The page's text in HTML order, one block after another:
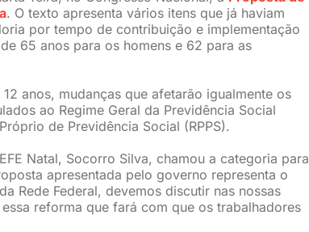
. O texto apresenta vários itens que já haviam
por tempo de contribuição e implementação
65 anos para os homens e 62 para as
anos, mudanças que afetarão igualmente os
ao Regime Geral da Previdência Social
de Previdência Social (RPPS).
Natal, Socorro Silva, chamou a categoria para
apresentada pelo governo representa o
Rede Federal, devemos discutir nas nossas
reforma que fará com que os trabalhadores